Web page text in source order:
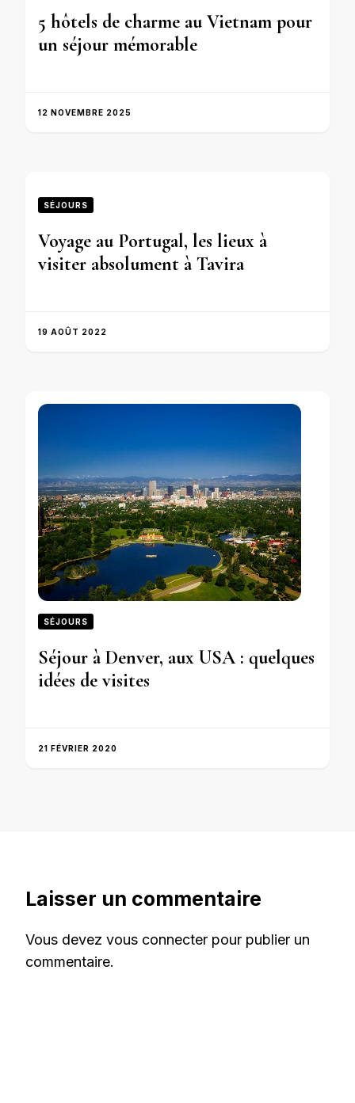
5 hôtels de charme au Vietnam pour
un séjour mémorable
12 NOVEMBRE 2025
SÉJOURS
Voyage au Portugal, les lieux à
visiter absolument à Tavira
19 AOÛT 2022
SÉJOURS
Séjour à Denver, aux USA : quelques
idées de visites
21 FÉVRIER 2020
Laisser un commentaire
Vous devez vous connecter pour publier un
commentaire.